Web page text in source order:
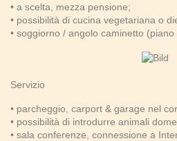
• a scelta, mezza pensione;
• possibilità di cucina vegetariana o
• soggiorno / angolo caminetto (piano
Servizio
• parcheggio, carport & garage nel
• possibilità di introdurre animali
• sala conferenze, connessione a